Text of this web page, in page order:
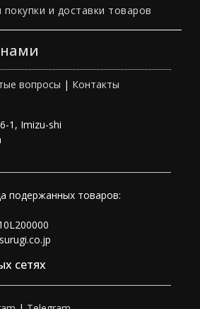
покупки и доставки товаров
нами
вопросы | Контакты
1, Imizu-shi
подержанных товаров:
сетях